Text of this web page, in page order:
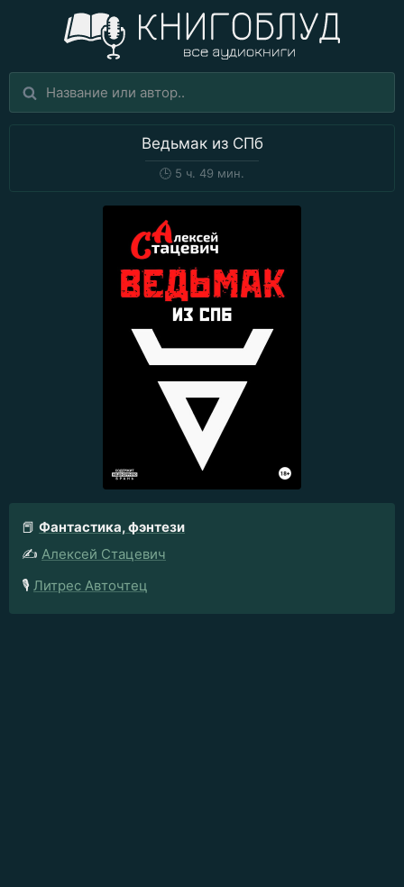
Ведьмак из СПб
🕒 5 ч. 49 мин.
📕 Фантастика, фэнтези
✍️ Алексей Стацевич
🎙️ Литрес Авточтец